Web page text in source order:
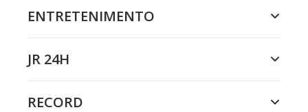
ENTRETENIMENTO
JR 24H
RECORD